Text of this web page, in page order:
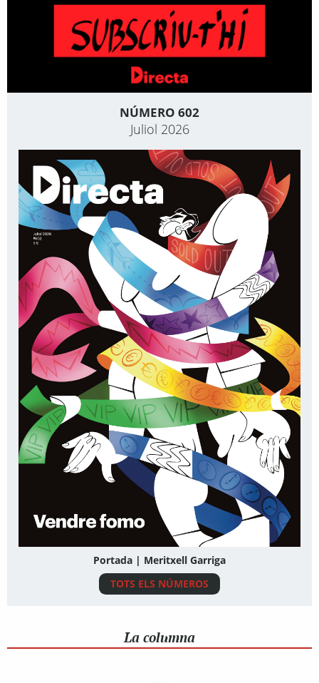
NÚMERO 602
Juliol 2026
Portada | Meritxell Garriga
TOTS ELS NÚMEROS
La columna